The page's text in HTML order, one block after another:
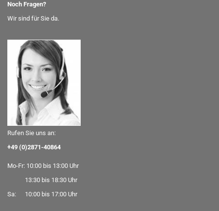
Noch Fragen?
Wir sind für Sie da.
Rufen Sie uns an:
+49 (0)2871-40864
Mo-Fr: 10:00 bis 13:00 Uhr
13:30 bis 18:30 Uhr
Sa: 10:00 bis 17:00 Uhr